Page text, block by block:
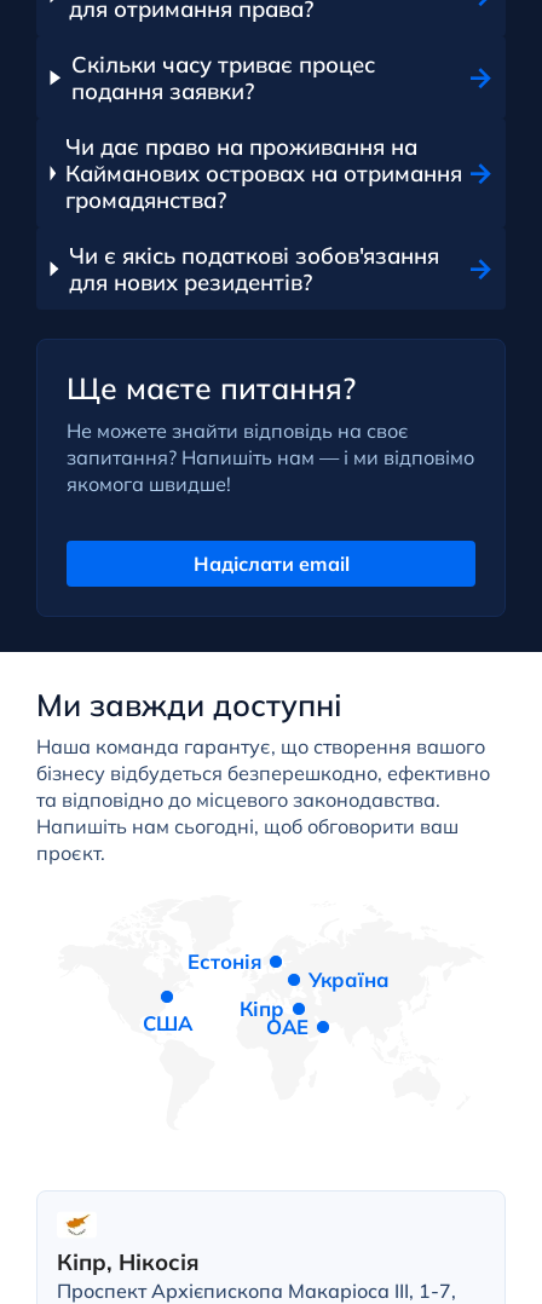
для отримання права?
Скільки часу триває процес
подання заявки?
Чи дає право на проживання на
Кайманових островах на отримання
громадянства?
Чи є якісь податкові зобов'язання
для нових резидентів?
Ще маєте питання?
Не можете знайти відповідь на своє
запитання? Напишіть нам — і ми відповімо
якомога швидше!
Надіслати email
Ми завжди доступні
Наша команда гарантує, що створення вашого
бізнесу відбудеться безперешкодно, ефективно
та відповідно до місцевого законодавства.
Напишіть нам сьогодні, щоб обговорити ваш
проєкт.
Естонія
Україна
Кіпр
ОАЕ
США
Кіпр, Нікосія
Проспект Архієпископа Макаріоса III, 1-7,